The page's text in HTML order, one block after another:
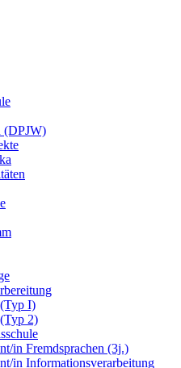
(DPJW)
I)
2)
in­ Fremdsprachen (3j.)
in Informationsverarbeitung